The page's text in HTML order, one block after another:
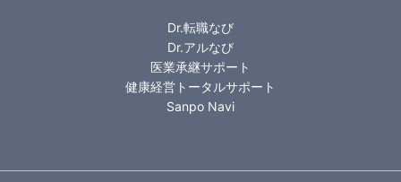
Dr.転職なび
Dr.アルなび
医業承継サポート
健康経営トータルサポート
Sanpo Navi